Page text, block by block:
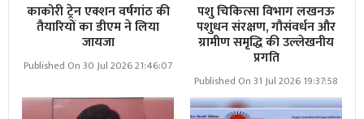
काकोरी ट्रेन एक्शन वर्षगांठ की
तैयारियों का डीएम ने लिया
जायजा
Published On 30 Jul 2026 21:46:07
पशु चिकित्सा विभाग लखनऊ
पशुधन संरक्षण, गौसंवर्धन और
ग्रामीण समृद्धि की उल्लेखनीय
प्रगति
Published On 31 Jul 2026 19:37:58